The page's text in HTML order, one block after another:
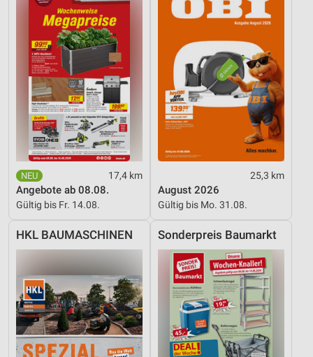
17,4 km
Angebote ab 08.08.
Gültig bis Fr. 14.08.
25,3 km
August 2026
Gültig bis Mo. 31.08.
HKL BAUMASCHINEN Sonderpreis Baumarkt
Geräte anhand von aktiv angeforderten
Informationen identifizieren
Nicht-IAB-Verarbeitungszwecke:
Notwendig
Performance
Funktional
Werbung